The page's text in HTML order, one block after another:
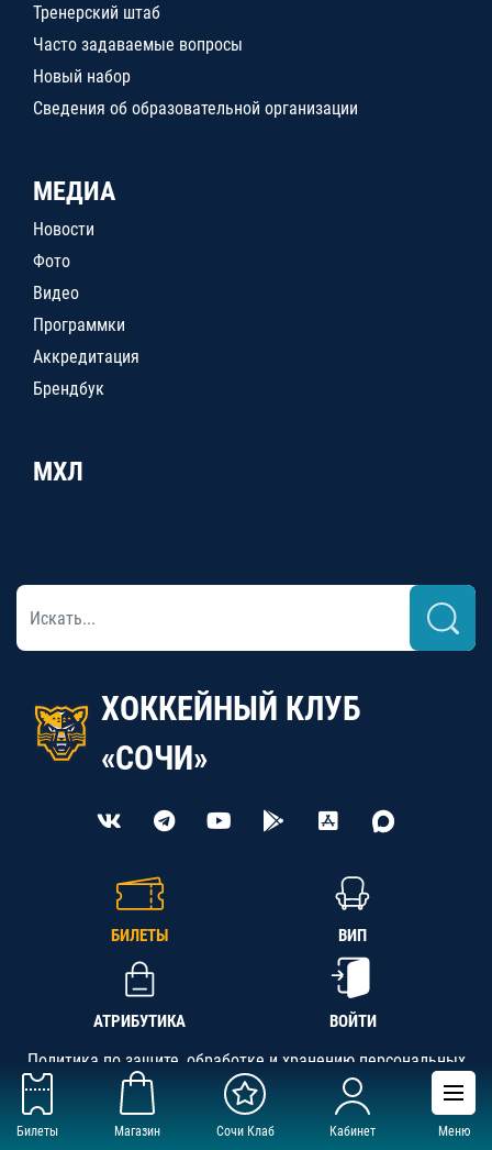
Билеты Магазин Сочи Клаб Кабинет Меню
Тренерский штаб
Часто задаваемые вопросы
Новый набор
Сведения об образовательной организации
МЕДИА
Новости
Фото
Видео
Программки
Аккредитация
Брендбук
МХЛ
ХОККЕЙНЫЙ КЛУБ
«СОЧИ»
БИЛЕТЫ ВИП
АТРИБУТИКА ВОЙТИ
Политика по защите, обработке и хранению персональных
данных
АНО «СК «Кубань-Регион», ОГРН 1142300002349,